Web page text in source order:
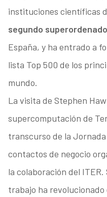
instituciones científicas
segundo
España, y ha entrado a
lista Top 500 de los
mundo.
La visita de Stephen
supercomputación de
transcurso de la
contactos de negocio
la colaboración del
trabajo ha revolucionado